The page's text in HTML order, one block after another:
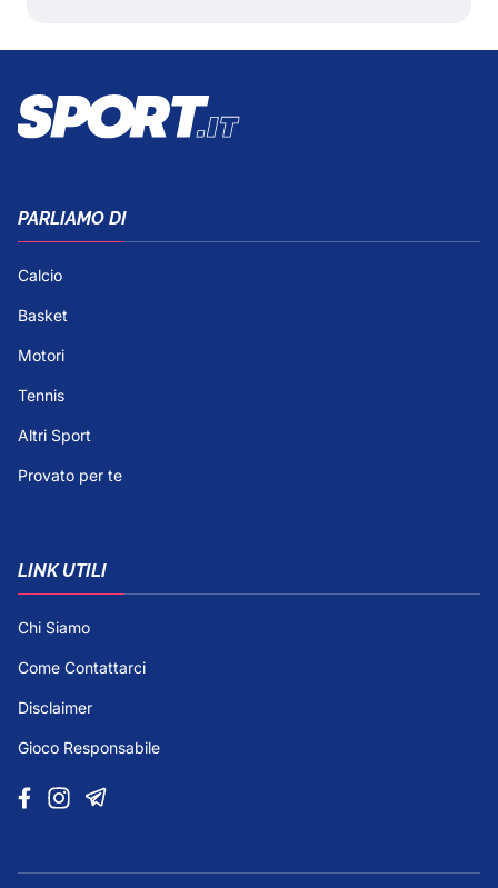
PARLIAMO DI
Calcio
Basket
Motori
Tennis
Altri Sport
Provato per te
LINK UTILI
Chi Siamo
Come Contattarci
Disclaimer
Gioco Responsabile